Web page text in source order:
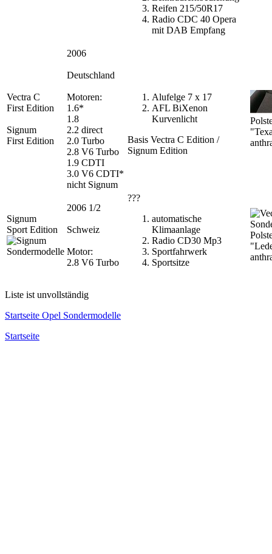
Reifen 215/50R17
Radio CDC 40 Opera
mit DAB Empfang
Vectra C
First Edition
Signum
First Edition
2006
Deutschland
Motoren:
1.6*
1.8
2.2 direct
2.0 Turbo
2.8 V6 Turbo
1.9 CDTI
3.0 V6 CDTI*
nicht Signum
Alufelge 7 x 17
AFL BiXenon
Kurvenlicht
Basis Vectra C Edition /
Signum Edition
Signum
Sport Edition
2006 1/2
Schweiz
Motor:
2.8 V6 Turbo
???
automatische
Klimaanlage
Radio CD30 Mp3
Sportfahrwerk
Sportsitze
Liste ist unvollständig
Startseite Opel Sondermodelle
Startseite